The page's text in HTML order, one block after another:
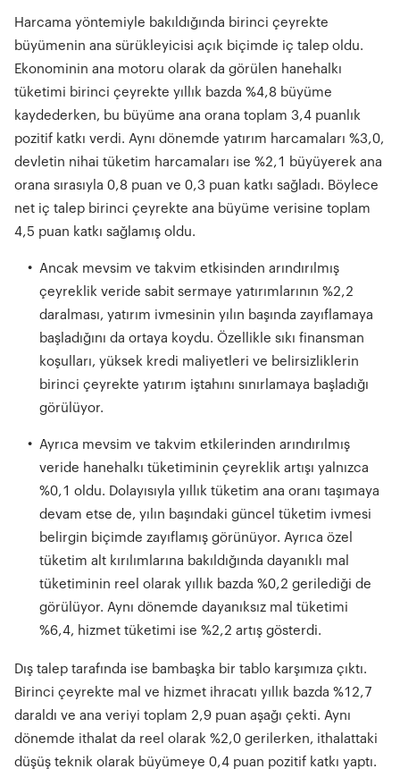
Harcama yöntemiyle bakıldığında birinci çeyrekte
büyümenin ana sürükleyicisi açık biçimde iç talep oldu.
Ekonominin ana motoru olarak da görülen hanehalkı
tüketimi birinci çeyrekte yıllık bazda %4,8 büyüme
kaydederken, bu büyüme ana orana toplam 3,4 puanlık
pozitif katkı verdi. Aynı dönemde yatırım harcamaları %3,0,
devletin nihai tüketim harcamaları ise %2,1 büyüyerek ana
orana sırasıyla 0,8 puan ve 0,3 puan katkı sağladı. Böylece
net iç talep birinci çeyrekte ana büyüme verisine toplam
4,5 puan katkı sağlamış oldu.
Ancak mevsim ve takvim etkisinden arındırılmış
çeyreklik veride sabit sermaye yatırımlarının %2,2
daralması, yatırım ivmesinin yılın başında zayıflamaya
başladığını da ortaya koydu. Özellikle sıkı finansman
koşulları, yüksek kredi maliyetleri ve belirsizliklerin
birinci çeyrekte yatırım iştahını sınırlamaya başladığı
görülüyor.
Ayrıca mevsim ve takvim etkilerinden arındırılmış
veride hanehalkı tüketiminin çeyreklik artışı yalnızca
%0,1 oldu. Dolayısıyla yıllık tüketim ana oranı taşımaya
devam etse de, yılın başındaki güncel tüketim ivmesi
belirgin biçimde zayıflamış görünüyor. Ayrıca özel
tüketim alt kırılımlarına bakıldığında dayanıklı mal
tüketiminin reel olarak yıllık bazda %0,2 gerilediği de
görülüyor. Aynı dönemde dayanıksız mal tüketimi
%6,4, hizmet tüketimi ise %2,2 artış gösterdi.
Dış talep tarafında ise bambaşka bir tablo karşımıza çıktı.
Birinci çeyrekte mal ve hizmet ihracatı yıllık bazda %12,7
daraldı ve ana veriyi toplam 2,9 puan aşağı çekti. Aynı
dönemde ithalat da reel olarak %2,0 gerilerken, ithalattaki
düşüş teknik olarak büyümeye 0,4 puan pozitif katkı yaptı.